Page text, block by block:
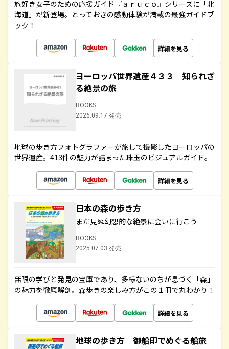
旅好き女子のための応援ガイド『ａｒｕｃｏ』シリーズに「北
海道」が新登場。とっておきの感動体験が満載の最強ガイドブ
ック！
詳細を見る
ヨーロッパ世界遺産４３３ 知られざ
る絶景の旅
BOOKS
2026.09.17 発売
地球の歩き方フォトグラファーが旅して撮影したヨーロッパの
世界遺産。413件の魅力が詰まった珠玉のビジュアルガイド。
詳細を見る
日本の森の歩き方
まだ見ぬ幻想的な絶景に会いに行こう
BOOKS
2025.07.03 発売
無限の学びと発見の宝庫であり、多様ないのちが息づく「森」
の魅力を徹底解剖。森歩きの楽しみ方がこの１冊で丸わかり！
詳細を見る
地球の歩き方 御船印でめぐる船旅